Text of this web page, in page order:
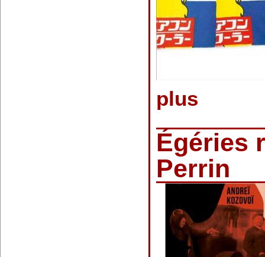
plus
Égéries
Perrin